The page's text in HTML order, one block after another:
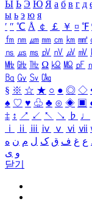
Ы Ь Э Ю Я а б в г д
ы ь э ю я
′ ″ ℃ Å ￠ ￡ ￥ ¤ ℉
㎙ ㎚ ㎛ ㎜ ㎝ ㎞ ㎟
㎱ ㎲ ㎳ ㎴ ㎵ ㎶ ㎷
㎒ ㎓ ㎔ Ω ㏀ ㏁ ㎊
㏃ ㏉ ㏜ ㏆
§ ※ ☆ ★ ○ ● ◎ ◇
♠ ♡ ♥ ♧ ♣ ⊙ ◈ ▣ ◐
‡ ↕ ↗ ↙ ↖ ↘ ♭ ♩
ⅰ
ⅱ ⅲ ⅳ ⅴ ⅵ ⅶ
ع غ ف ق ک ل م ن ه
و ی
닫기